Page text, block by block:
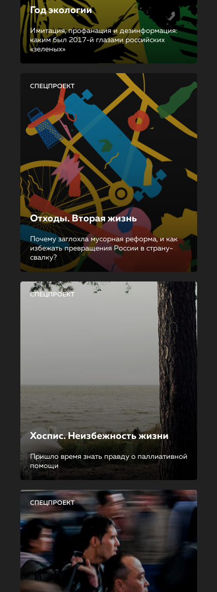
Год экологии
Имитация, профанация и дезинформация:
каким был 2017-й глазами российских
«зеленых»
СПЕЦПРОЕКТ
Отходы. Вторая жизнь
Почему заглохла мусорная реформа, и как
избежать превращения России в страну-
свалку?
СПЕЦПРОЕКТ
Хоспис. Неизбежность жизни
Пришло время знать правду о паллиативной
помощи
СПЕЦПРОЕКТ